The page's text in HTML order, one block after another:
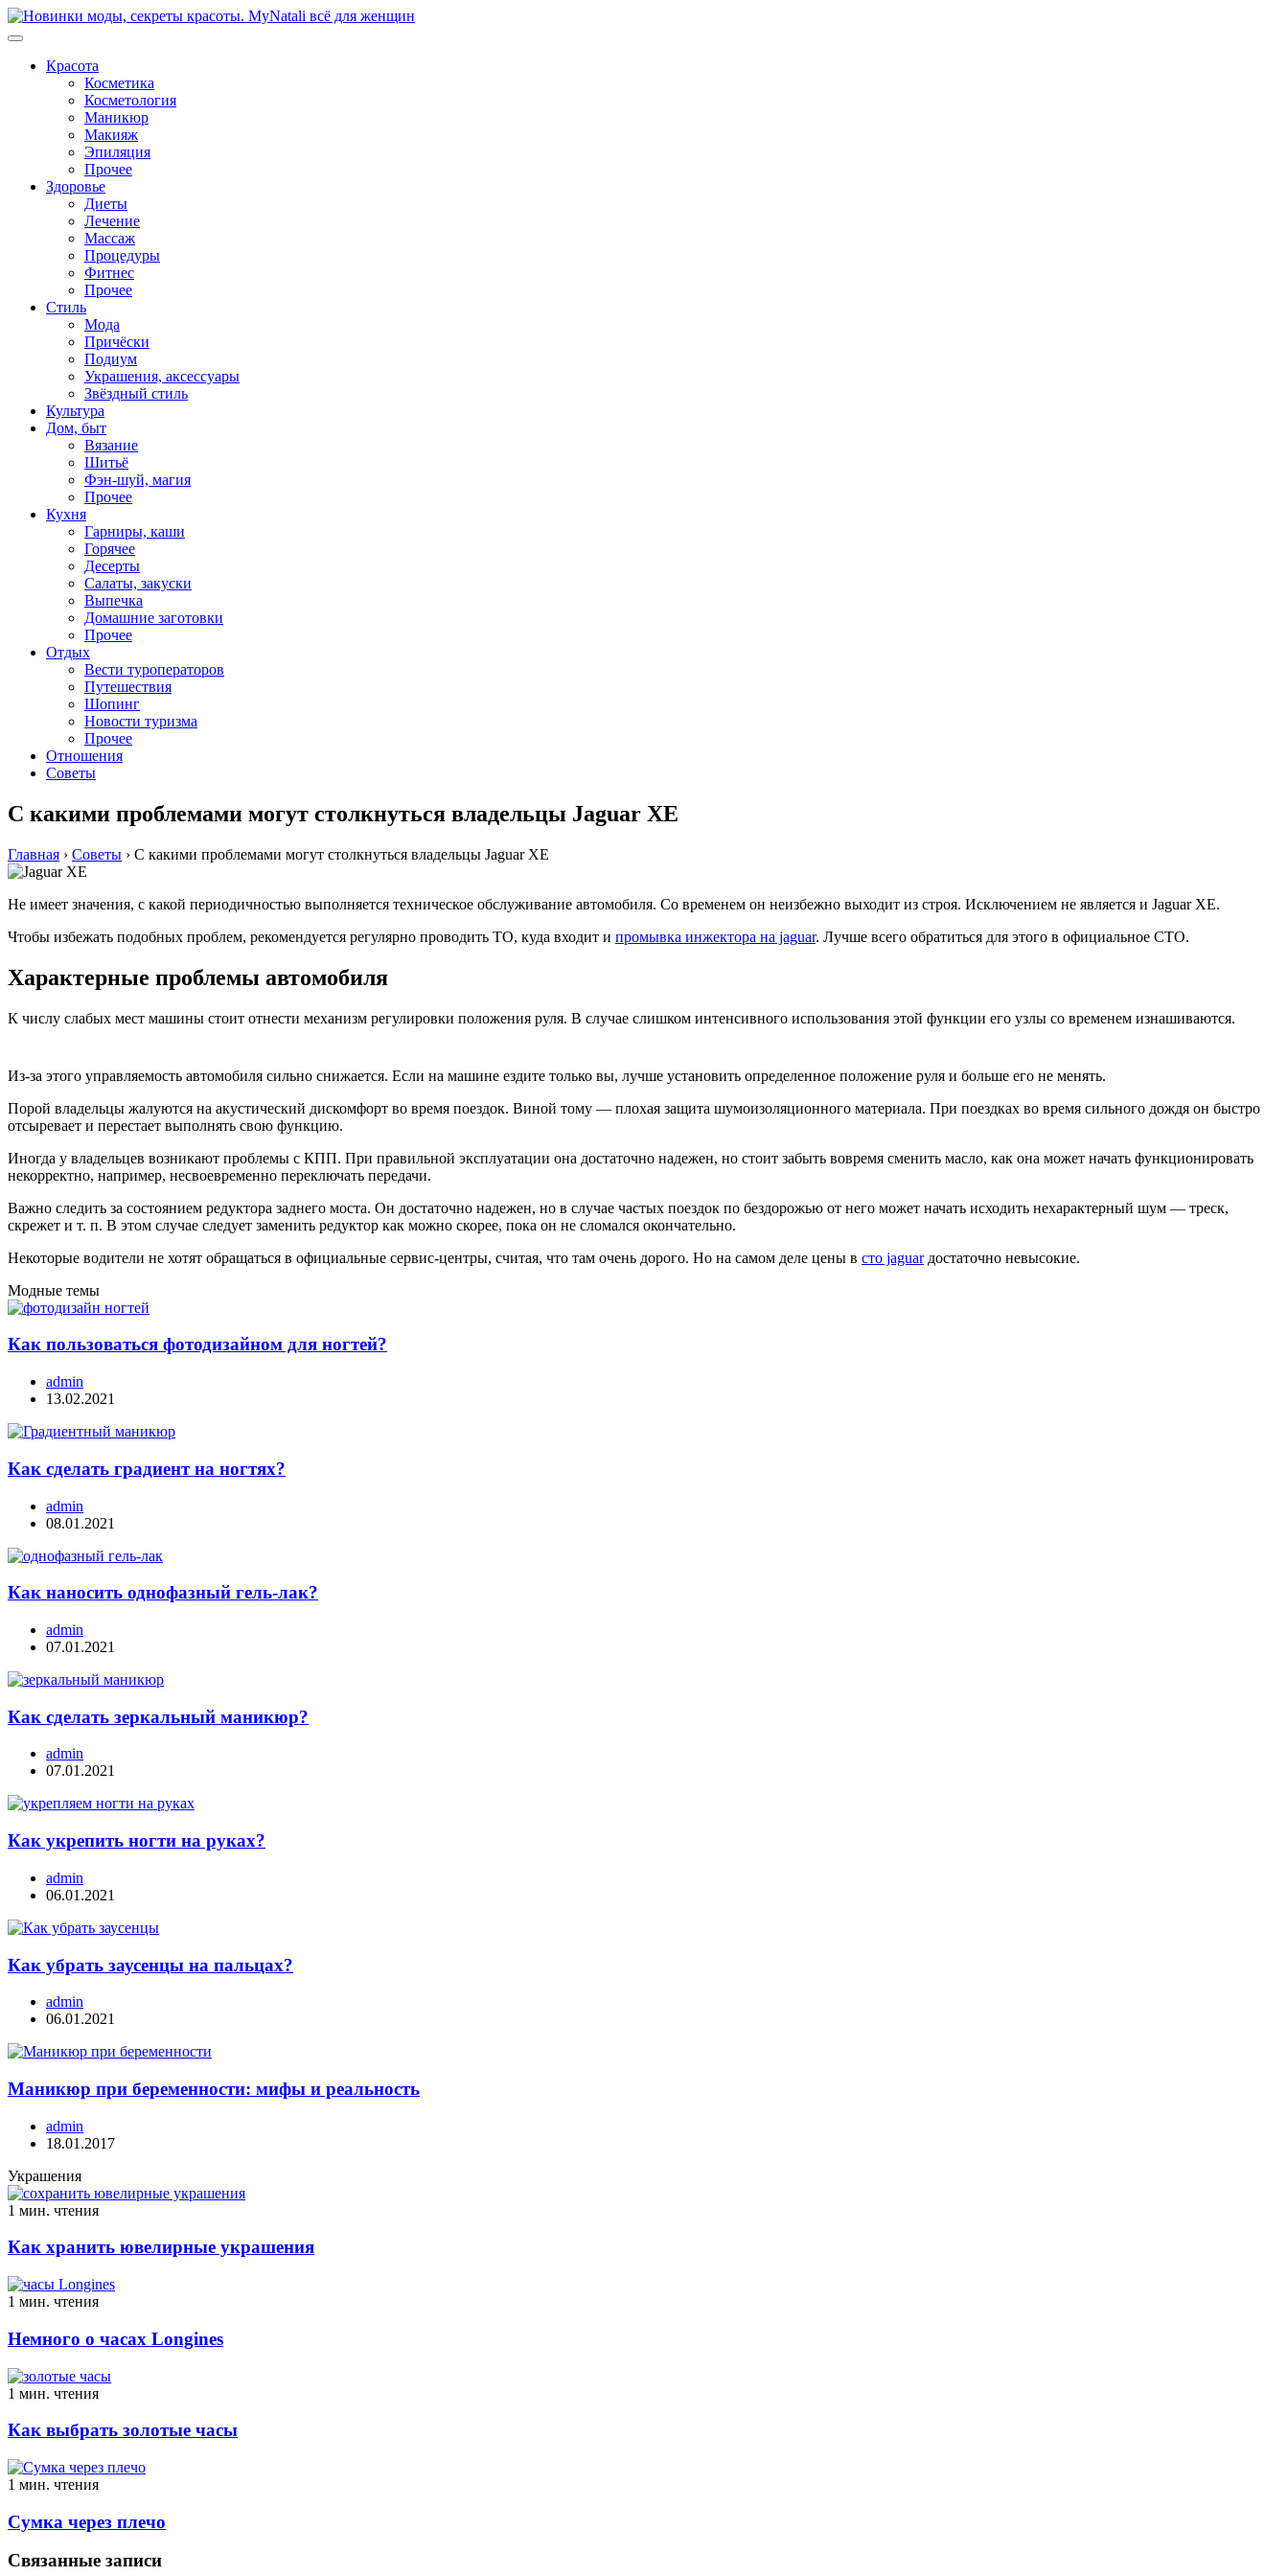
Перейти
к
Красота
Косметика
Косметология
Маникюр
Макияж
Эпиляция
Прочее
Здоровье
Диеты
Лечение
Массаж
Процедуры
Фитнес
Прочее
Стиль
Мода
Причёски
Подиум
Украшения, аксессуары
Звёздный стиль
Культура
Дом, быт
Вязание
Шитьё
Фэн-шуй, магия
Прочее
Кухня
Гарниры, каши
Горячее
Десерты
Салаты, закуски
Выпечка
Домашние заготовки
Прочее
Отдых
Вести туроператоров
Путешествия
Шопинг
Новости туризма
Прочее
Отношения
Советы
С какими проблемами могут столкнуться владельцы Jaguar XE
Главная › Советы › С какими проблемами могут столкнуться владельцы Jaguar XE
Не имеет значения, с какой периодичностью выполняется техническое обслуживание автомобиля. Со временем он неизбежно выходит из строя. Исключением не является и Jaguar XE.
Чтобы избежать подобных проблем, рекомендуется регулярно проводить ТО, куда входит и промывка инжектора на jaguar. Лучше всего обратиться для этого в официальное СТО.
Характерные проблемы автомобиля
К числу слабых мест машины стоит отнести механизм регулировки положения руля. В случае слишком интенсивного использования этой функции его узлы со временем изнашиваются.
Из-за этого управляемость автомобиля сильно снижается. Если на машине ездите только вы, лучше установить определенное положение руля и больше его не менять.
Порой владельцы жалуются на акустический дискомфорт во время поездок. Виной тому — плохая защита шумоизоляционного материала. При поездках во время сильного дождя он быстро
отсыревает и перестает выполнять свою функцию.
Иногда у владельцев возникают проблемы с КПП. При правильной эксплуатации она достаточно надежен, но стоит забыть вовремя сменить масло, как она может начать функционировать
некорректно, например, несвоевременно переключать передачи.
Важно следить за состоянием редуктора заднего моста. Он достаточно надежен, но в случае частых поездок по бездорожью от него может начать исходить нехарактерный шум — треск,
скрежет и т. п. В этом случае следует заменить редуктор как можно скорее, пока он не сломался окончательно.
Некоторые водители не хотят обращаться в официальные сервис-центры, считая, что там очень дорого. Но на самом деле цены в сто jaguarдостаточно невысокие.
Модные темы
Как пользоваться фотодизайном для ногтей?
admin
13.02.2021
Как сделать градиент на ногтях?
admin
08.01.2021
Как наносить однофазный гель-лак?
admin
07.01.2021
Как сделать зеркальный маникюр?
admin
07.01.2021
Как укрепить ногти на руках?
admin
06.01.2021
Как убрать заусенцы на пальцах?
admin
06.01.2021
Маникюр при беременности: мифы и реальность
admin
18.01.2017
Украшения
1 мин. чтения
Как хранить ювелирные украшения
1 мин. чтения
Немного о часах Longines
1 мин. чтения
Как выбрать золотые часы
1 мин. чтения
Сумка через плечо
Связанные записи